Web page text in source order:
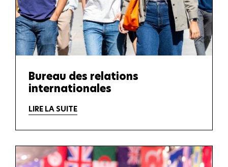
Bureau des relations
internationales
LIRE LA SUITE